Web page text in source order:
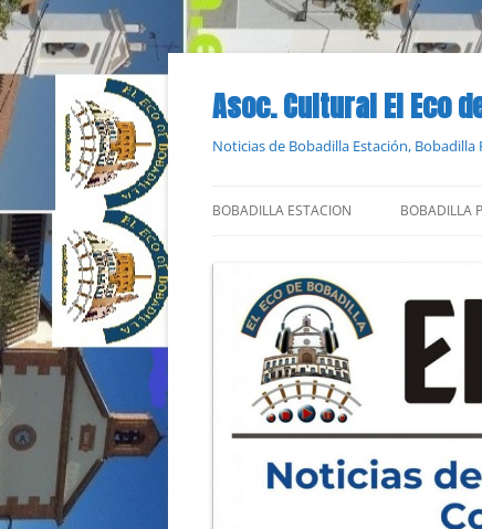
Saltar
contenido
Asoc. Cultural El Eco
Noticias de Bobadilla Estación,
BOBADILLA ESTACION BOBADILLA